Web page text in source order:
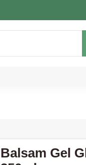
Balsam Gel